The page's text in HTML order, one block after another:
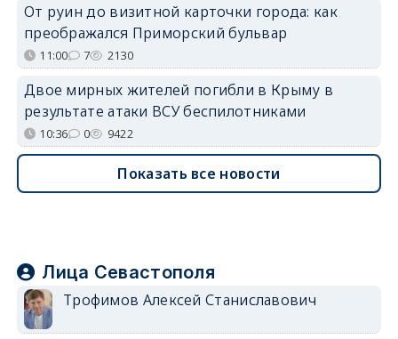
От руин до визитной карточки города: как
преображался Приморский бульвар
11:00 7 2130
Двое мирных жителей погибли в Крыму в
результате атаки ВСУ беспилотниками
10:36 0 9422
Показать все новости
Лица Севастополя
Трофимов Алексей Станиславович